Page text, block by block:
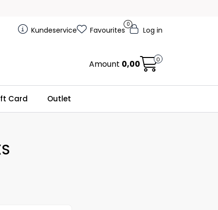
Kundeservice
0
Favourites Log in
Amount 0,00 0
Card Outlet